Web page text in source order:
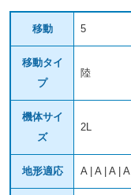
移動 5
移動タイ
プ
陸
機体サイ
ズ
2L
地形適応 A | A | A | A